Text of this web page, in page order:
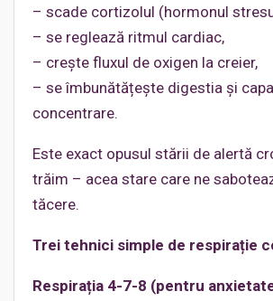
– scade cortizolul (hormonul
– se reglează ritmul cardiac,
– crește fluxul de oxigen la creier,
– se îmbunătățește digestia și
concentrare.
Este exact opusul stării de alertă
trăim – acea stare care ne
tăcere.
Trei tehnici simple de respirație
Respirația 4-7-8 (pentru